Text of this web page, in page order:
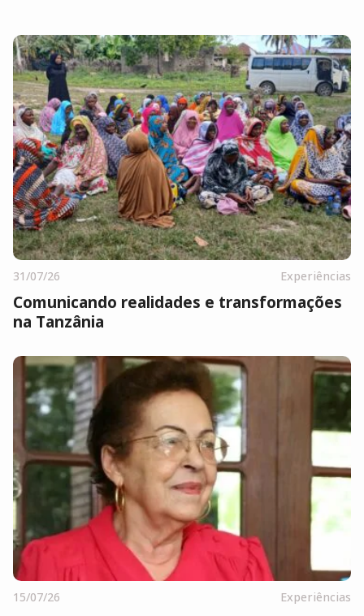
31/07/26 Experiências
Comunicando realidades e transformações
na Tanzânia
15/07/26 Experiências